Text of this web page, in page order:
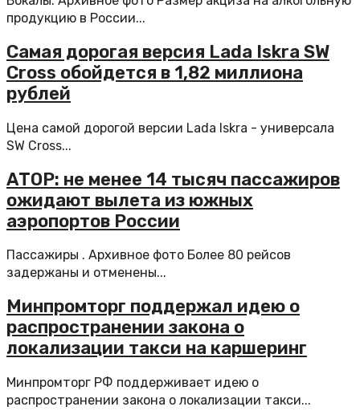
продукцию в России...
Самая дорогая версия Lada Iskra SW
Cross обойдется в 1,82 миллиона
рублей
Цена самой дорогой версии Lada Iskra - универсала
SW Cross...
АТОР: не менее 14 тысяч пассажиров
ожидают вылета из южных
аэропортов России
Пассажиры . Архивное фото Более 80 рейсов
задержаны и отменены...
Минпромторг поддержал идею о
распространении закона о
локализации такси на каршеринг
Минпромторг РФ поддерживает идею о
распространении закона о локализации такси...